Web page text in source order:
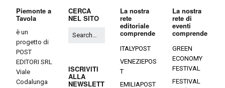
Piemonte a
Tavola
è un
progetto di
POST
EDITORI SRL
Viale
Codalunga
CERCA
NEL SITO
ISCRIVITI
ALLA
NEWSLETT
La nostra
rete
editoriale
comprende
ITALYPOST
VENEZIEPOS
T
EMILIAPOST
La nostra
rete di
eventi
comprende
GREEN
ECONOMY
FESTIVAL
FESTIVAL